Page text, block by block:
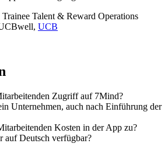
Trainee Talent & Reward Ope­ra­ti­ons
UCB
Zugriff auf 7Mind?
Unternehmen, auch nach Einführung der
Kosten in der App zu?
auf Deutsch verfügbar?